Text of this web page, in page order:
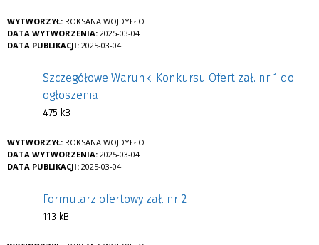
WYTWORZYŁ: ROKSANA WOJDYŁŁO
DATA WYTWORZENIA: 2025-03-04
DATA PUBLIKACJI: 2025-03-04
Szczegółowe Warunki Konkursu Ofert zał. nr 1 do
ogłoszenia
475 kB
WYTWORZYŁ: ROKSANA WOJDYŁŁO
DATA WYTWORZENIA: 2025-03-04
DATA PUBLIKACJI: 2025-03-04
Formularz ofertowy zał. nr 2
113 kB